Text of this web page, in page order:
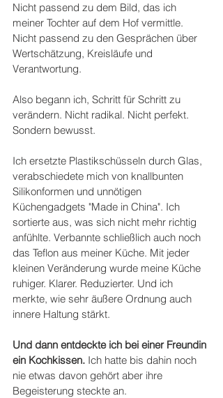
Nicht passend zu dem Bild, das ich
meiner Tochter auf dem Hof vermittle.
Nicht passend zu den Gesprächen über
Wertschätzung, Kreisläufe und
Verantwortung.
Also begann ich, Schritt für Schritt zu
verändern. Nicht radikal. Nicht perfekt.
Sondern bewusst.
Ich ersetzte Plastikschüsseln durch Glas,
verabschiedete mich von knallbunten
Silikonformen und unnötigen
Küchengadgets "Made in China". Ich
sortierte aus, was sich nicht mehr richtig
anfühlte. Verbannte schließlich auch noch
das Teflon aus meiner Küche. Mit jeder
kleinen Veränderung wurde meine Küche
ruhiger. Klarer. Reduzierter. Und ich
merkte, wie sehr äußere Ordnung auch
innere Haltung stärkt.
Und dann entdeckte ich bei einer Freundin
ein Kochkissen. Ich hatte bis dahin noch
nie etwas davon gehört aber ihre
Begeisterung steckte an.